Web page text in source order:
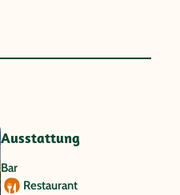
Ausstattung
Bar
Restaurant